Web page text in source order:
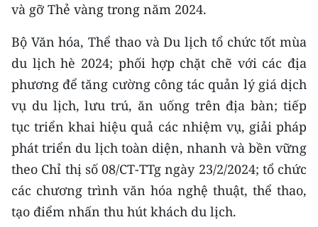
và gỡ Thẻ vàng trong năm 2024.
Bộ Văn hóa, Thể thao và Du lịch tổ chức tốt mùa
du lịch hè 2024; phối hợp chặt chẽ với các địa
phương để tăng cường công tác quản lý giá dịch
vụ du lịch, lưu trú, ăn uống trên địa bàn; tiếp
tục triển khai hiệu quả các nhiệm vụ, giải pháp
phát triển du lịch toàn diện, nhanh và bền vững
theo Chỉ thị số 08/CT-TTg ngày 23/2/2024; tổ chức
các chương trình văn hóa nghệ thuật, thể thao,
tạo điểm nhấn thu hút khách du lịch.